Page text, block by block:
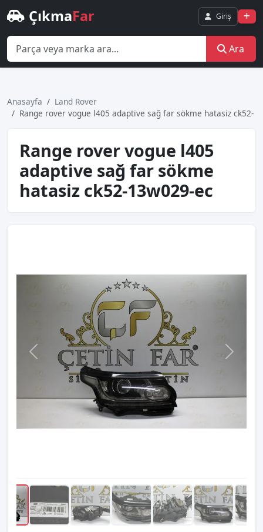
ÇıkmaFar Giriş
Ara
Anasayfa
Land Rover
Range rover vogue l405 adapti̇ve sağ far sökme hatasiz ck52-
Range rover vogue l405
adapti̇ve sağ far sökme
hatasiz ck52-13w029-ec